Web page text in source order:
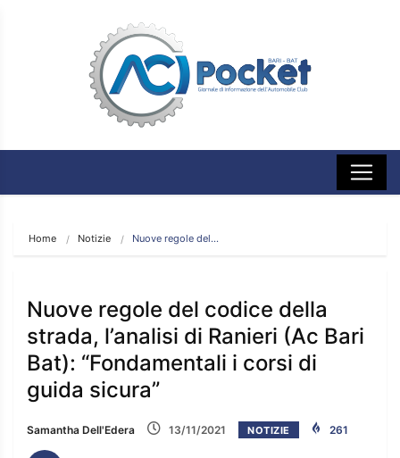
Home Notizie Nuove regole del…
Nuove regole del codice della
strada, l’analisi di Ranieri (Ac Bari
Bat): “Fondamentali i corsi di
guida sicura”
Samantha Dell'Edera 13/11/2021 NOTIZIE 261